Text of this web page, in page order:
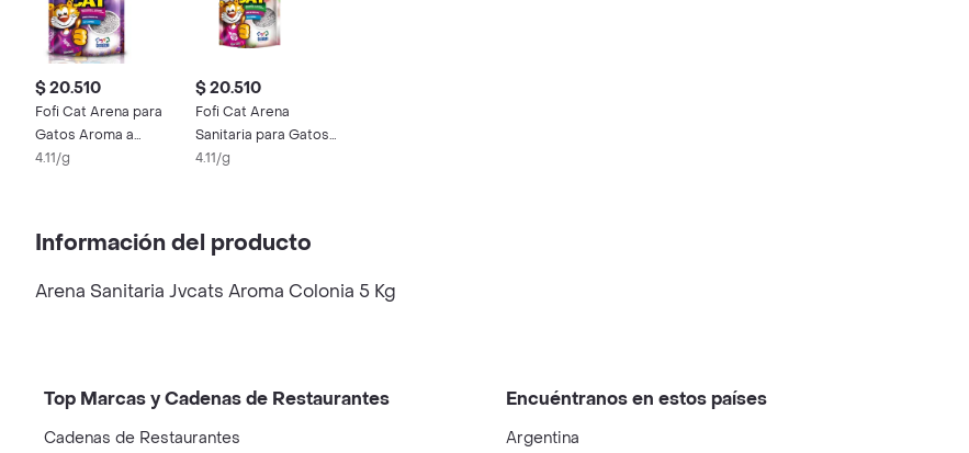
$ 20.510
Fofi Cat Arena para
Gatos Aroma a
Lavanda
4.11/g
$ 20.510
Fofi Cat Arena
Sanitaria para Gatos
Aroma a Rosas
4.11/g
Información del producto
Arena Sanitaria Jvcats Aroma Colonia 5 Kg
Top Marcas y Cadenas de Restaurantes
Cadenas de Restaurantes
Encuéntranos en estos países
Argentina